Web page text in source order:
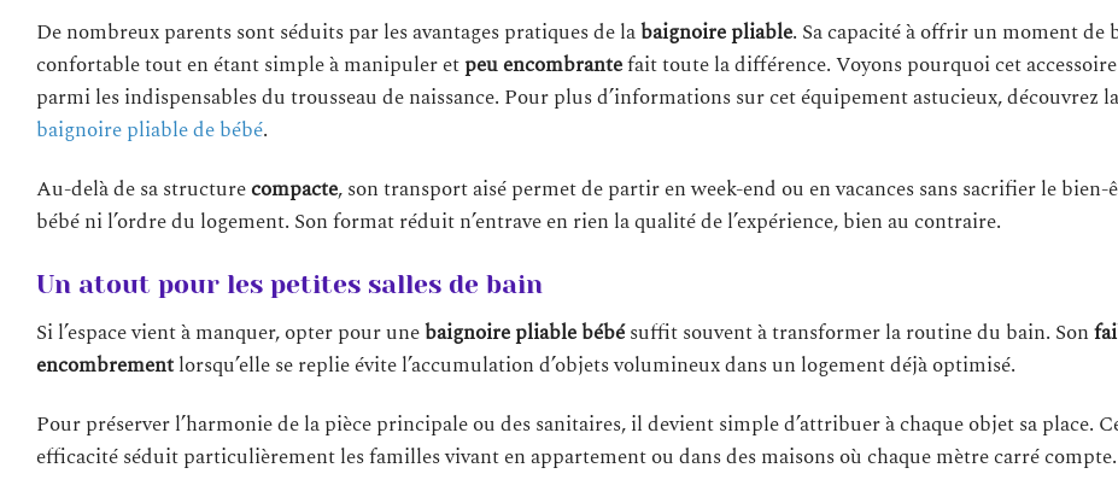
De nombreux parents sont séduits par les avantages pratiques de labaignoire pliable. Sa capacité à offrir un moment de
confortable tout en étant simple à manipuler etpeu encombrantefait toute la différence. Voyons pourquoi cet
parmi les indispensables du trousseau de naissance. Pour plus d’informations sur cet équipement astucieux, découvrez la
baignoire pliable de bébé.
Au-delà de sa structurecompacte, son transport aisé permet de partir en week-end ou en vacances sans sacrifier le bien-
bébé ni l’ordre du logement. Son format réduit n’entrave en rien la qualité de l’expérience, bien au contraire.
Un atout pour les petites salles de bain
Si l’espace vient à manquer, opter pour unebaignoire pliable bébésuffit souvent à transformer la routine du bain. Son
encombrementlorsqu’elle se replie évite l’accumulation d’objets volumineux dans un logement déjà optimisé.
Pour préserver l’harmonie de la pièce principale ou des sanitaires, il devient simple d’attribuer à chaque objet sa place.
efficacité séduit particulièrement les familles vivant en appartement ou dans des maisons où chaque mètre carré compte.